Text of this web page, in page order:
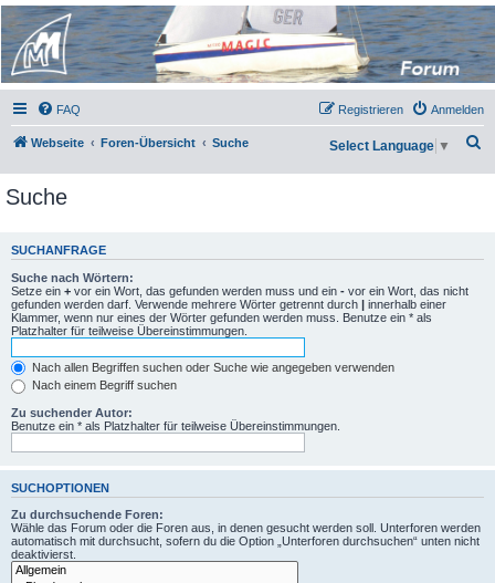
Micro Magic Forum
Deutschland
FAQ Anmelden
Registrieren
Webseite Foren-Übersicht Suche Select Language ▼
Suche
SUCHANFRAGE
Suche nach Wörtern:
Setze ein + vor ein Wort, das gefunden werden muss und ein - vor ein Wort, das nicht
gefunden werden darf. Verwende mehrere Wörter getrennt durch | innerhalb einer
Klammer, wenn nur eines der Wörter gefunden werden muss. Benutze ein * als
Platzhalter für teilweise Übereinstimmungen.
Nach allen Begriffen suchen oder Suche wie angegeben verwenden
Nach einem Begriff suchen
Zu suchender Autor:
Benutze ein * als Platzhalter für teilweise Übereinstimmungen.
SUCHOPTIONEN
Zu durchsuchende Foren:
Wähle das Forum oder die Foren aus, in denen gesucht werden soll. Unterforen werden
automatisch mit durchsucht, sofern du die Option „Unterforen durchsuchen“ unten nicht
deaktivierst.